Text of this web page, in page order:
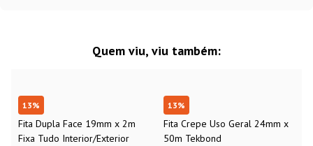
Quem viu, viu também:
13%
Fita Dupla Face 19mm x 2m
Fixa Tudo Interior/Exterior
13%
Fita Crepe Uso Geral 24mm x
50m Tekbond